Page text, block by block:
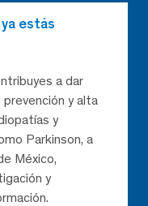
estás
a dar
y alta
y
Parkinson, a
México,
y